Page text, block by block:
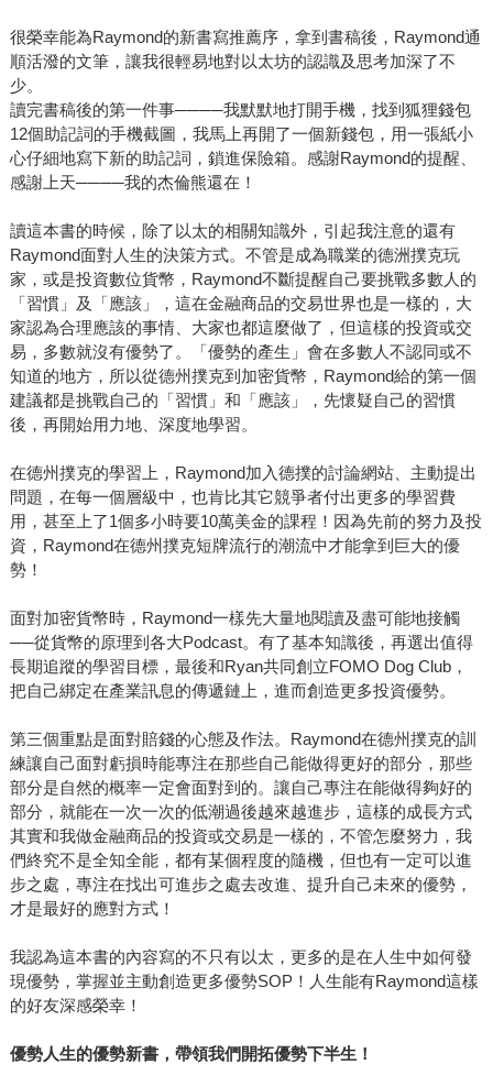
很榮幸能為Raymond的新書寫推薦序，拿到書稿後，Raymond通
順活潑的文筆，讓我很輕易地對以太坊的認識及思考加深了不
少。
讀完書稿後的第一件事────我默默地打開手機，找到狐狸錢包
12個助記詞的手機截圖，我馬上再開了一個新錢包，用一張紙小
心仔細地寫下新的助記詞，鎖進保險箱。感謝Raymond的提醒、
感謝上天────我的杰倫熊還在！
讀這本書的時候，除了以太的相關知識外，引起我注意的還有
Raymond面對人生的決策方式。不管是成為職業的德洲撲克玩
家，或是投資數位貨幣，Raymond不斷提醒自己要挑戰多數人的
「習慣」及「應該」，這在金融商品的交易世界也是一樣的，大
家認為合理應該的事情、大家也都這麼做了，但這樣的投資或交
易，多數就沒有優勢了。「優勢的產生」會在多數人不認同或不
知道的地方，所以從德州撲克到加密貨幣，Raymond給的第一個
建議都是挑戰自己的「習慣」和「應該」，先懷疑自己的習慣
後，再開始用力地、深度地學習。
在德州撲克的學習上，Raymond加入德撲的討論網站、主動提出
問題，在每一個層級中，也肯比其它競爭者付出更多的學習費
用，甚至上了1個多小時要10萬美金的課程！因為先前的努力及投
資，Raymond在德州撲克短牌流行的潮流中才能拿到巨大的優
勢！
面對加密貨幣時，Raymond一樣先大量地閱讀及盡可能地接觸
──從貨幣的原理到各大Podcast。有了基本知識後，再選出值得
長期追蹤的學習目標，最後和Ryan共同創立FOMO Dog Club，
把自己綁定在產業訊息的傳遞鏈上，進而創造更多投資優勢。
第三個重點是面對賠錢的心態及作法。Raymond在德州撲克的訓
練讓自己面對虧損時能專注在那些自己能做得更好的部分，那些
部分是自然的概率一定會面對到的。讓自己專注在能做得夠好的
部分，就能在一次一次的低潮過後越來越進步，這樣的成長方式
其實和我做金融商品的投資或交易是一樣的，不管怎麼努力，我
們終究不是全知全能，都有某個程度的隨機，但也有一定可以進
步之處，專注在找出可進步之處去改進、提升自己未來的優勢，
才是最好的應對方式！
我認為這本書的內容寫的不只有以太，更多的是在人生中如何發
現優勢，掌握並主動創造更多優勢SOP！人生能有Raymond這樣
的好友深感榮幸！
優勢人生的優勢新書，帶領我們開拓優勢下半生！